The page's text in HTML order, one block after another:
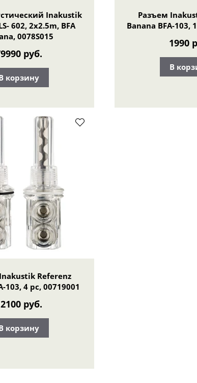
Inakustik
602, 2x2.5m, BFA
0078S015
руб.
корзину
Разъем
Banana BFA-103,
1990
В
Referenz
103, 4 pc, 00719001
руб.
корзину